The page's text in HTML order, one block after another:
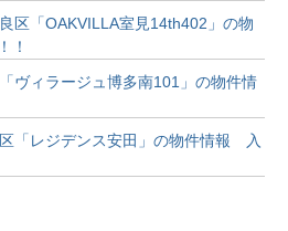
区「OAKVILLA室見14th402」の物
！
ヴィラージュ博多南101」の物件情
「レジデンス安田」の物件情報 入